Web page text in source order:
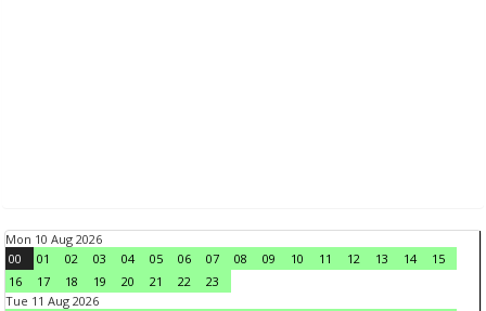
Mon 10 Aug 2026
00
01 02 03 04 05 06 07 08 09 10 11 12 13 14
15
16
17 18 19 20 21 22
23
Tue 11 Aug 2026